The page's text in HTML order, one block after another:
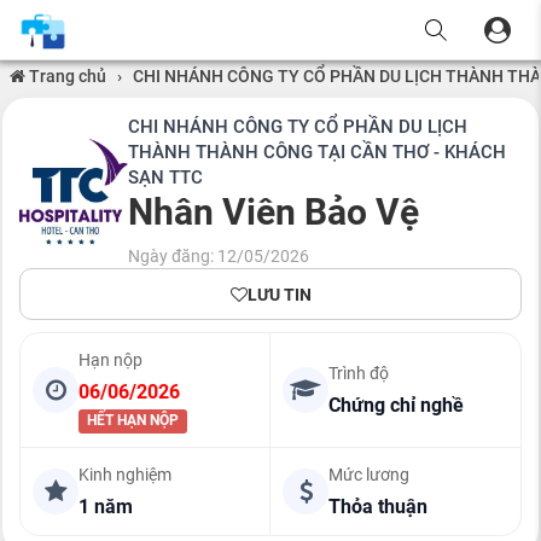
Trang chủ › CHI NHÁNH CÔNG TY CỔ PHẦN DU LỊCH THÀNH
CHI NHÁNH CÔNG TY CỔ PHẦN DU LỊCH
THÀNH THÀNH CÔNG TẠI CẦN THƠ - KHÁCH
SẠN TTC
Nhân Viên Bảo Vệ
Ngày đăng: 12/05/2026
LƯU TIN
Hạn nộp
06/06/2026
HẾT HẠN NỘP
Trình độ
Chứng chỉ nghề
Kinh nghiệm
1 năm
Mức lương
Thỏa thuận